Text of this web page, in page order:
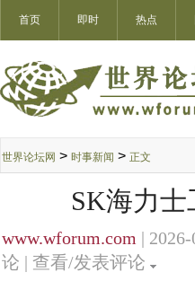
首页 即时 热点
世界论坛网 > 时事新闻 > 正文
SK海力
www.wforum.com |
论 | 查看/发表评论